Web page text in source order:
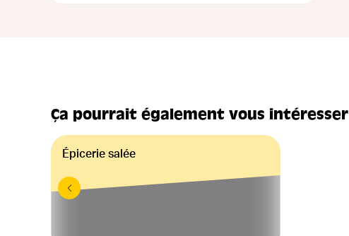
Ça pourrait également vous intéresser
Épicerie salée